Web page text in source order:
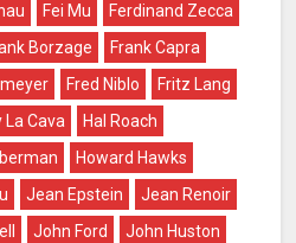
Fei Mu
Ferdinand Zecca
Borzage
Frank Capra
Fred Niblo
Fritz Lang
La Cava
Hal Roach
Howard Hawks
Jean Epstein
Jean Renoir
John Ford
John Huston